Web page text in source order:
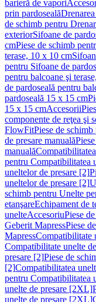
barieră de vapori
prin pardoseală
de schimb pentru
exteriorSifoane de
cmPiese de schimb
terase, 10 x 10 cm
pentru Sifoane de
pentru balcoane şi
de pardoseală pentru
pardoseală 15 x 15 cm
15 x 15 cmAccesorii
componente de reţea şi
FlowFitPiese de
de presare manuală
manuală
pentru Compatibilitatea
uneltelor de presare [2]
uneltelor de presare [2]
schimb pentru Unelte
etanşareEchipament de
unelteAccesoriuPiese
Geberit MapressPiese
MapressCompatibilitate
Compatibilitate unelte
presare [2]Piese de
[2]Compatibilitatea
pentru Compatibilitatea
unelte de presare [2XL]
unelte de presare [2XL]